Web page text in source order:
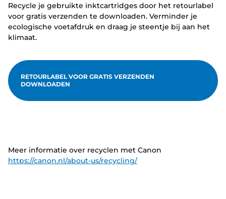
Recycle je gebruikte inktcartridges door het retourlabel
voor gratis verzenden te downloaden. Verminder je
ecologische voetafdruk en draag je steentje bij aan het
klimaat.
RETOURLABEL VOOR GRATIS VERZENDEN
DOWNLOADEN
Meer informatie over recyclen met Canon
https://canon.nl/about-us/recycling/